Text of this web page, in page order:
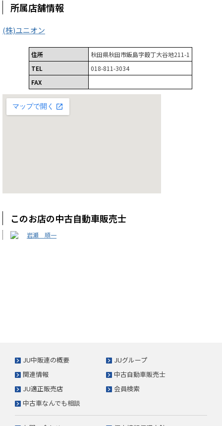
所属店舗情報
(株)ユニオン
住所
秋田県秋田市飯島字穀丁大谷地211-1
TEL
018-811-3034
FAX
このお店の中古自動車販売士
岩瀬 順一
JU中販連の概要
JUグループ
関連情報
中古自動車販売士
JU適正販売店
会員検索
中古車なんでも相談